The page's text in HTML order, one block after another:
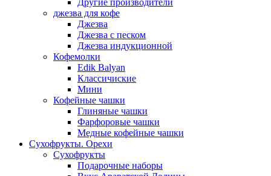
Другие производители
джезва для кофе
Джезва
Джезва с песком
Джезва индукционной
Кофемолки
Edik Balyan
Классичиские
Мини
Кофейные чашки
Глиняные чашки
Фарфоровые чашки
Медные кофейные чашки
Сухофрукты. Орехи
Сухофрукты
Подарочные наборы